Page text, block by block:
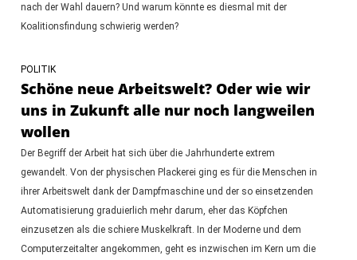
nach der Wahl dauern? Und warum könnte es diesmal mit der
Koalitionsfindung schwierig werden?
POLITIK
Schöne neue Arbeitswelt? Oder wie wir
uns in Zukunft alle nur noch langweilen
wollen
Der Begriff der Arbeit hat sich über die Jahrhunderte extrem
gewandelt. Von der physischen Plackerei ging es für die Menschen in
ihrer Arbeitswelt dank der Dampfmaschine und der so einsetzenden
Automatisierung graduierlich mehr darum, eher das Köpfchen
einzusetzen als die schiere Muskelkraft. In der Moderne und dem
Computerzeitalter angekommen, geht es inzwischen im Kern um die